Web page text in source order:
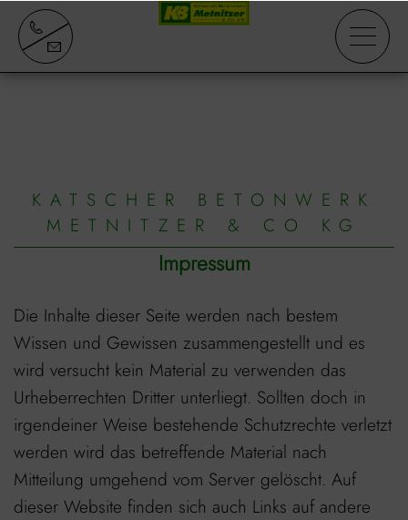
KATSCHER BETONWERK
METNITZER & CO KG
Impressum
Die Inhalte dieser Seite werden nach bestem
Wissen und Gewissen zusammengestellt und es
wird versucht kein Material zu verwenden das
Urheberrechten Dritter unterliegt. Sollten doch in
irgendeiner Weise bestehende Schutzrechte verletzt
werden wird das betreffende Material nach
Mitteilung umgehend vom Server gelöscht. Auf
dieser Website finden sich auch Links auf andere